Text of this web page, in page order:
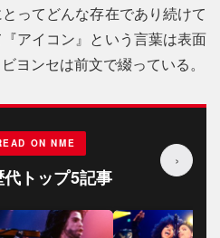
ってどんな存在であり続けて
アイコン』という言葉は表面
ヨンセは前文で綴っている。
ON NME
トップ5記事
›